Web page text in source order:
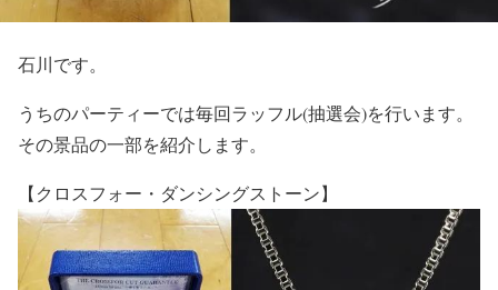
石川です。
うちのパーティーでは毎回ラッフル(抽選会)を行います。
その景品の一部を紹介します。
【クロスフォー・ダンシングストーン】